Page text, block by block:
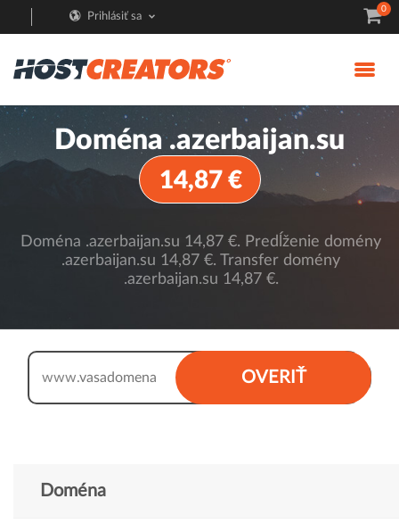
Prihlásiť sa
0
Doména .azerbaijan.su
14,87 €
Doména .azerbaijan.su 14,87 €. Predĺženie domény
.azerbaijan.su 14,87 €. Transfer domény
.azerbaijan.su 14,87 €.
OVERIŤ
www.
Doména